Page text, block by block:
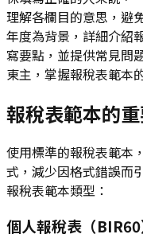
理解各欄目的意思，避
年度為背景，詳細介紹
寫要點，並提供常見問
東主，掌握報稅表範本
報稅表範本的
使用標準的報稅表範本
式，減少因格式錯誤而
報稅表範本類型：
個人報稅表（BIR60